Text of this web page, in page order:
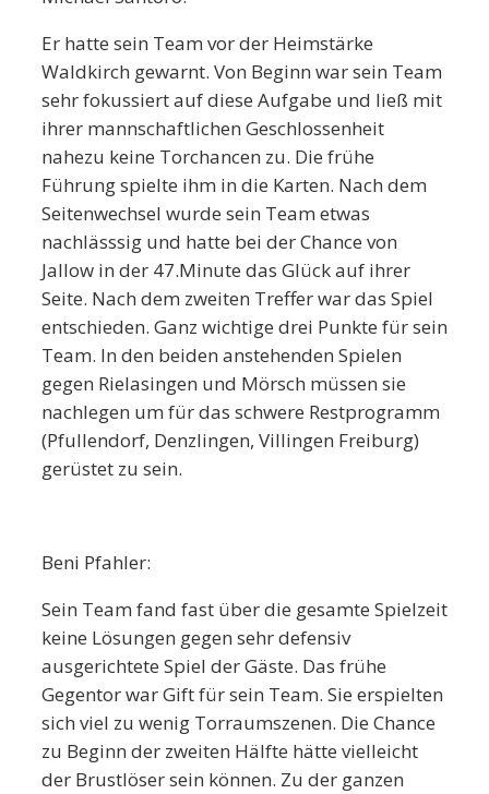
Er hatte sein Team vor der Heimstärke
Waldkirch gewarnt. Von Beginn war sein Team
sehr fokussiert auf diese Aufgabe und ließ mit
ihrer mannschaftlichen Geschlossenheit
nahezu keine Torchancen zu. Die frühe
Führung spielte ihm in die Karten. Nach dem
Seitenwechsel wurde sein Team etwas
nachlässsig und hatte bei der Chance von
Jallow in der 47.Minute das Glück auf ihrer
Seite. Nach dem zweiten Treffer war das Spiel
entschieden. Ganz wichtige drei Punkte für sein
Team. In den beiden anstehenden Spielen
gegen Rielasingen und Mörsch müssen sie
nachlegen um für das schwere Restprogramm
(Pfullendorf, Denzlingen, Villingen Freiburg)
gerüstet zu sein.
Beni Pfahler:
Sein Team fand fast über die gesamte Spielzeit
keine Lösungen gegen sehr defensiv
ausgerichtete Spiel der Gäste. Das frühe
Gegentor war Gift für sein Team. Sie erspielten
sich viel zu wenig Torraumszenen. Die Chance
zu Beginn der zweiten Hälfte hätte vielleicht
der Brustlöser sein können. Zu der ganzen